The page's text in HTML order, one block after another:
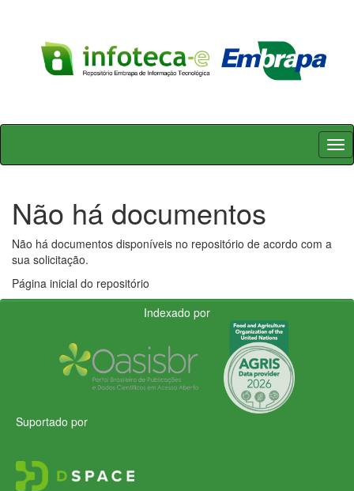
Skip
Não há documentos
Não há documentos disponíveis no repositório de acordo com a
sua solicitação.
Página inicial do repositório
Indexado por
Suportado por